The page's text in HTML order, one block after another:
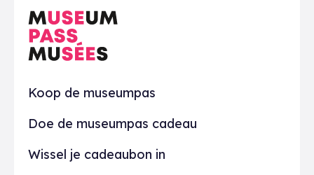
Praktisch
Koop de museumpas
Doe de museumpas cadeau
Wissel je cadeaubon in